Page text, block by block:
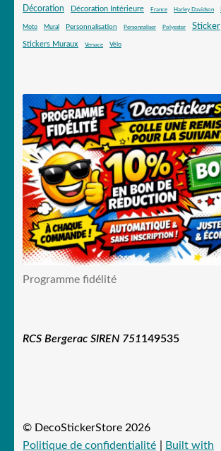
Décoration Décoration Intérieure France Harley Davidson
Moto Mural Personnalisation Personnaliser Polyester Sticker
Stickers Muraux Versace Vélo
Programme fidélité
RCS Bergerac SIREN 751149535
© DecoStickerStore 2026
Politique de confidentialité
Built with